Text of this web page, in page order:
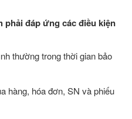
đáp ứng các điều kiện
thường trong thời gian bảo
hàng, hóa đơn, SN và phiếu